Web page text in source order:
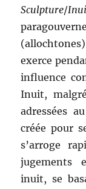
Sculpture/
exerce
influence
Inuit,
adressées
créée pour
s’arroge
jugements
inuit, se